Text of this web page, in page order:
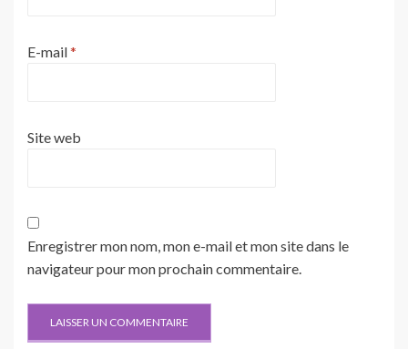
E-mail*
Site web
Enregistrer mon nom, mon e-mail et mon site dans le
navigateur pour mon prochain commentaire.